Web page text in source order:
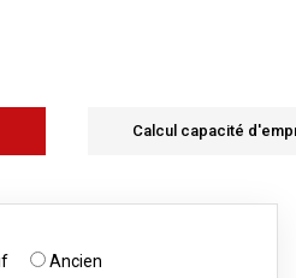
Calcul capacité